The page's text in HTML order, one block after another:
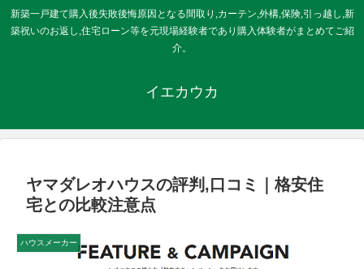
新築一戸建て購入後失敗後悔原因となる間取り,カーテン,外構,保険,引っ越し,新
築祝いのお返し,住宅ローン等を元現場経験者であり購入体験者がまとめてご紹
介。
イエカウカ
ヤマダレオハウスの評判,口コミ｜格安住
宅との比較注意点
ハウスメーカー